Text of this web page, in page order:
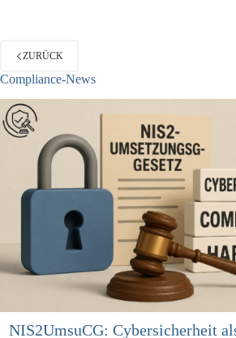
ZURÜCK
Compliance-News